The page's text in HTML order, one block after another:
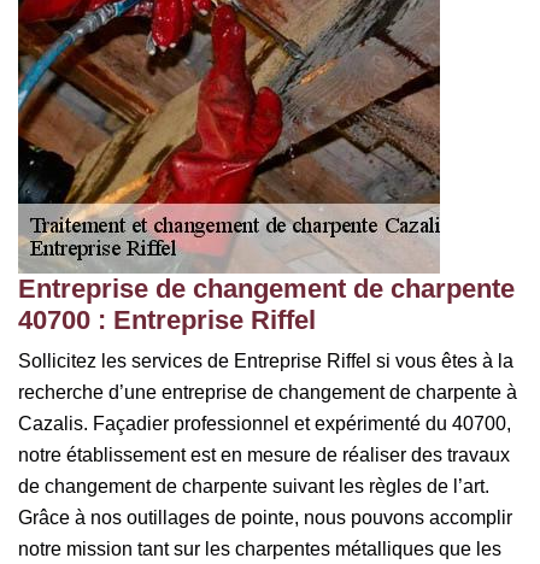
Entreprise de changement de charpente
40700 : Entreprise Riffel
Sollicitez les services de Entreprise Riffel si vous êtes à la
recherche d’une entreprise de changement de charpente à
Cazalis. Façadier professionnel et expérimenté du 40700,
notre établissement est en mesure de réaliser des travaux
de changement de charpente suivant les règles de l’art.
Grâce à nos outillages de pointe, nous pouvons accomplir
notre mission tant sur les charpentes métalliques que les